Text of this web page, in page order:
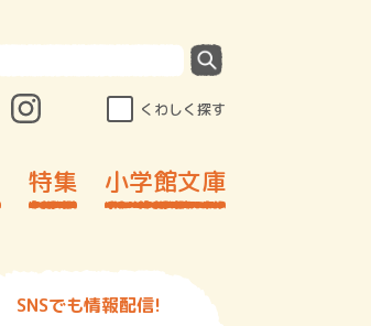
くわしく探す
特集 小学館文庫
SNSでも情報配信!